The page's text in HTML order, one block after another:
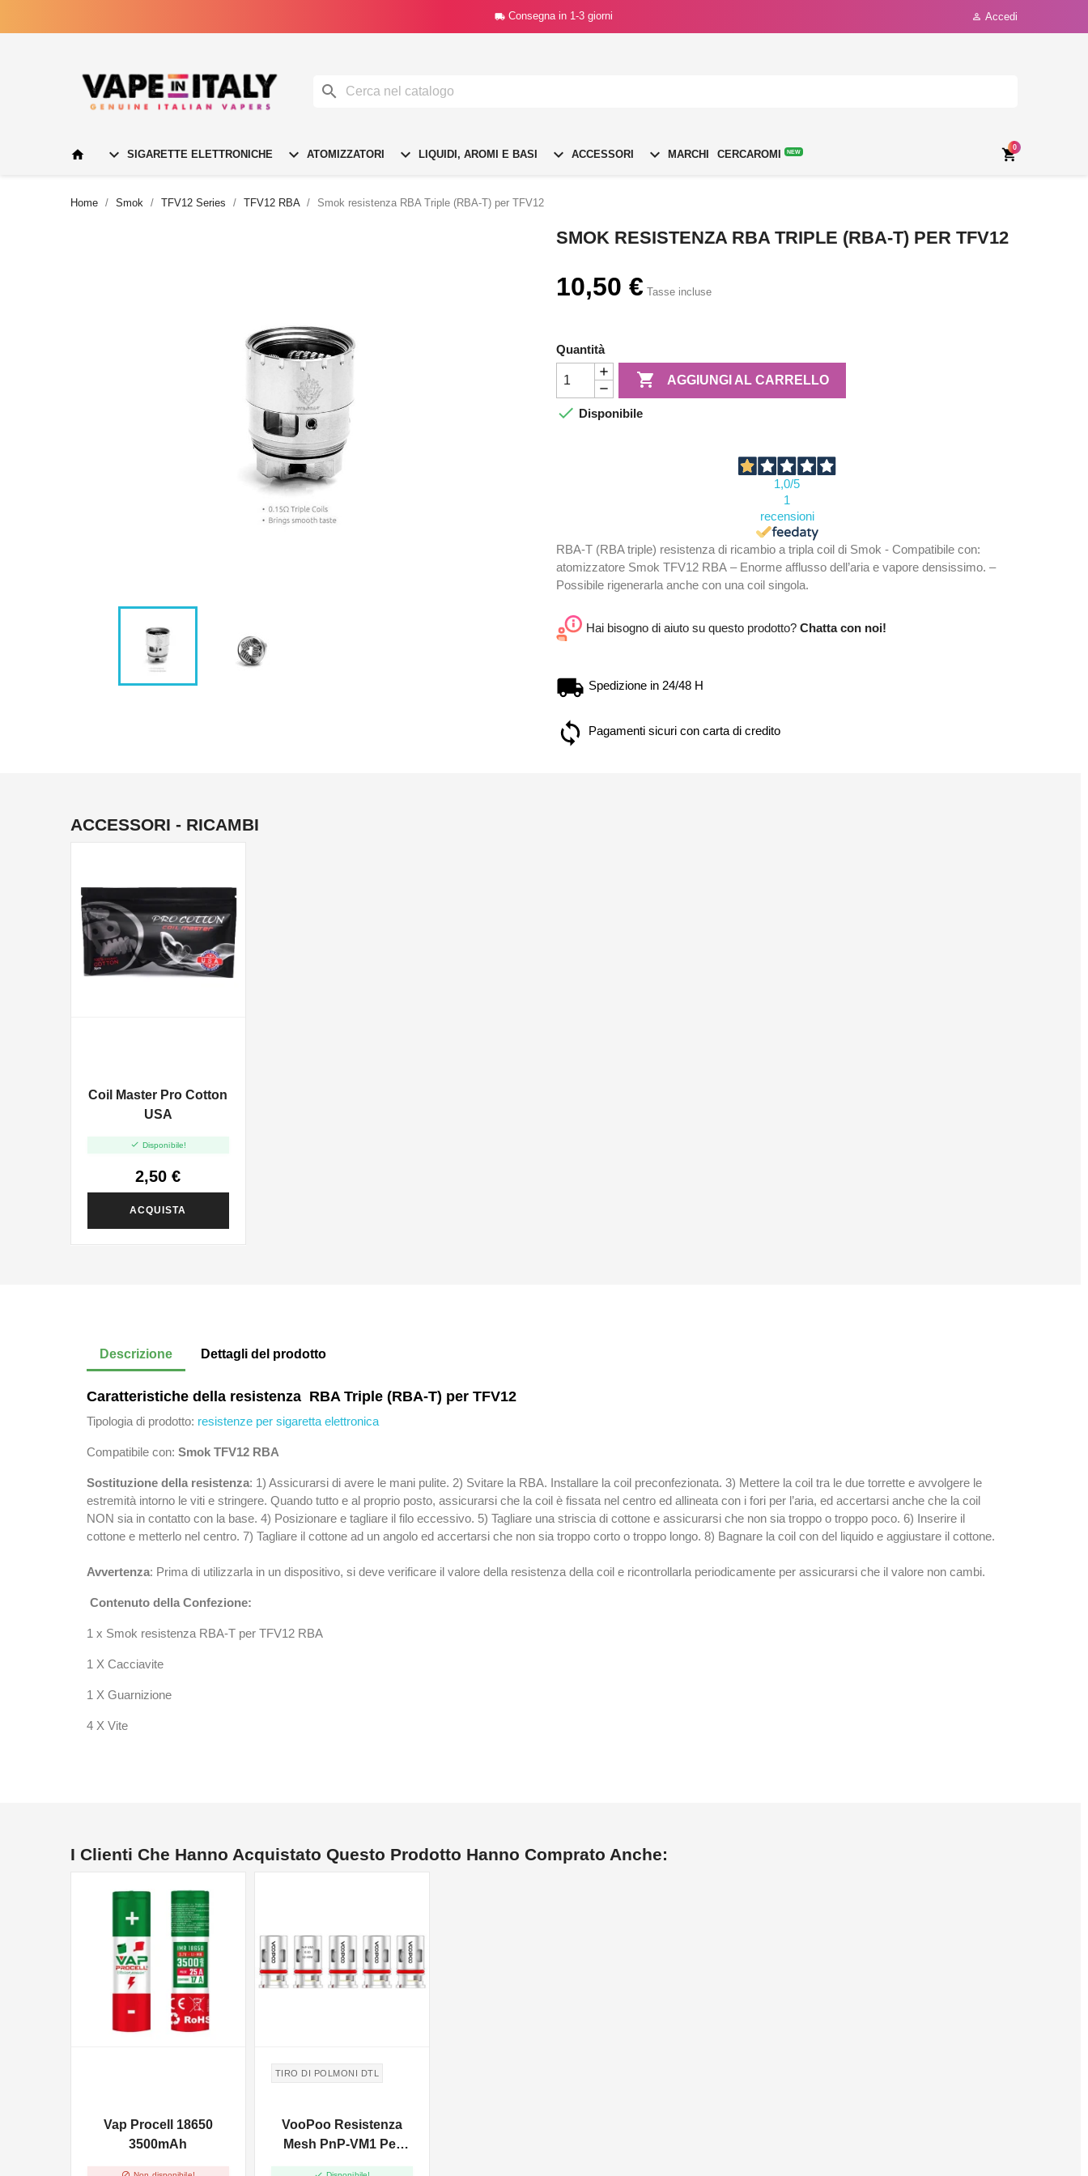
 Consegna in 1-3 giorni  Accedi

  SIGARETTE ELETTRONICHE  ATOMIZZATORI  LIQUIDI, AROMI E BASI  ACCESSORI  MARCHI CERCAROMI NEW 
0
Home Smok TFV12 Series TFV12 RBA Smok resistenza RBA Triple (RBA-T) per TFV12
SMOK RESISTENZA RBA TRIPLE (RBA-T) PER TFV12
10,50 € Tasse incluse
Quantità
 AGGIUNGI AL CARRELLO
 Disponibile
1,0/5
1
recensioni
RBA-T (RBA triple) resistenza di ricambio a tripla coil di Smok - Compatibile con:
atomizzatore Smok TFV12 RBA – Enorme afflusso dell’aria e vapore densissimo. –
Possibile rigenerarla anche con una coil singola.
Hai bisogno di aiuto su questo prodotto? Chatta con noi!
Spedizione in 24/48 H
Pagamenti sicuri con carta di credito
ACCESSORI - RICAMBI
Coil Master Pro Cotton
USA
 Disponibile!
2,50 €
ACQUISTA
Descrizione Dettagli del prodotto
Caratteristiche della resistenza RBA Triple (RBA-T) per TFV12
Tipologia di prodotto: resistenze per sigaretta elettronica
Compatibile con: Smok TFV12 RBA
Sostituzione della resistenza: 1) Assicurarsi di avere le mani pulite. 2) Svitare la RBA. Installare la coil preconfezionata. 3) Mettere la coil tra le due torrette e avvolgere le
estremità intorno le viti e stringere. Quando tutto e al proprio posto, assicurarsi che la coil è fissata nel centro ed allineata con i fori per l’aria, ed accertarsi anche che la coil
NON sia in contatto con la base. 4) Posizionare e tagliare il filo eccessivo. 5) Tagliare una striscia di cottone e assicurarsi che non sia troppo o troppo poco. 6) Inserire il
cottone e metterlo nel centro. 7) Tagliare il cottone ad un angolo ed accertarsi che non sia troppo corto o troppo longo. 8) Bagnare la coil con del liquido e aggiustare il cottone.
Avvertenza: Prima di utilizzarla in un dispositivo, si deve verificare il valore della resistenza della coil e ricontrollarla periodicamente per assicurarsi che il valore non cambi.
Contenuto della Confezione:
1 x Smok resistenza RBA-T per TFV12 RBA
1 X Cacciavite
1 X Guarnizione
4 X Vite
I Clienti Che Hanno Acquistato Questo Prodotto Hanno Comprato Anche:
Vap Procell 18650
3500mAh
NON DISPONIBILE
TIRO DI POLMONI DTL
VooPoo Resistenza
Mesh PnP-VM1 Per